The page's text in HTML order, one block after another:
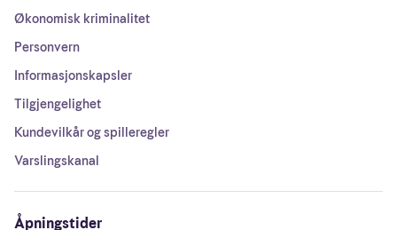
Økonomisk kriminalitet
Personvern
Informasjonskapsler
Tilgjengelighet
Kundevilkår og spilleregler
Varslingskanal
Åpningstider